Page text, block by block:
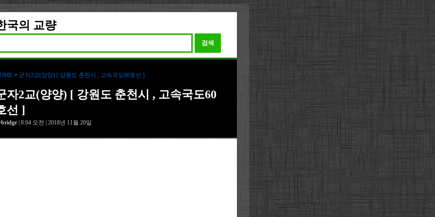
국의 교량
검색
> 군자2교(양양) [ 강원도 춘천시 , 고속국도60호선 ]
자2교(양양) [ 강원도 춘천시 , 고속국도60
선 ]
| 8:04 오전 | 2018년 11월 20일